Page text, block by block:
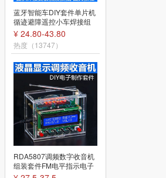
蓝牙智能车DIY套件单片机
循迹避障遥控小车焊接组
装TJ-56-127
¥ 24.80-43.80
热度（13747）
RDA5807调频数字收音机
组装套件FM电平指示电子
DIY焊接TJ-56-634